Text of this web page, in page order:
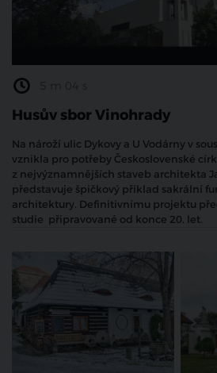
Husův sbor Vinohrady
Na nároží ulic Dykovy a U Vodárny v
vznikla pro potřeby Československé
z nejvýznamnějších staveb architekta
představuje špičkový příklad sakrální
architektury. Definitivnímu projektu
studie připravované od konce 20. let.